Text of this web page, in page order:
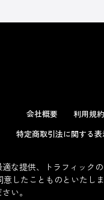
会社概要 利用規約
特定商取引法に関する
な提供、トラフィック
したことものといたしま
い。